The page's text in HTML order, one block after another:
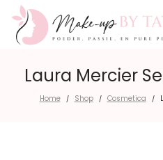
Laura Mercier
Home / Shop / Cosmetica /